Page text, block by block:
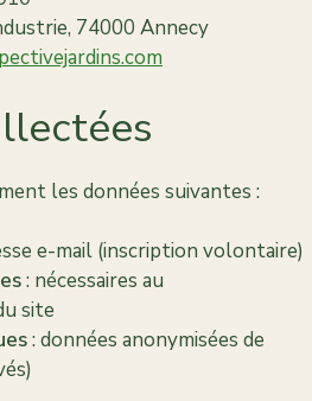
74000 Annecy
les données suivantes :
e-mail (inscription volontaire)
: nécessaires au
site
: données anonymisées de